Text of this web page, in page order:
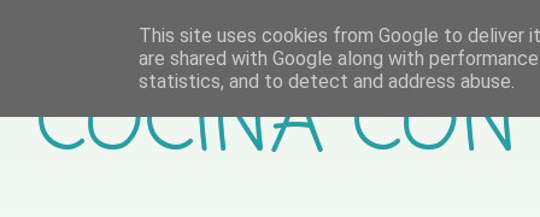
COCINA
This site uses cookies from Google to deliver
are shared with Google along with
statistics, and to detect and address abuse.